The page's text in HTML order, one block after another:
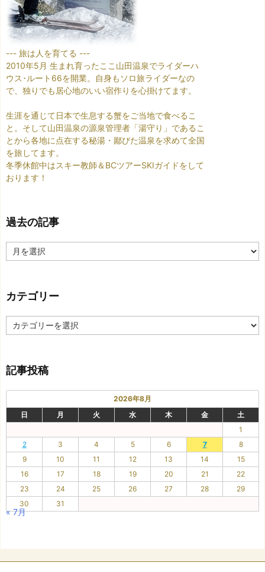
--- 旅は人を育てる ---
2010年5月 生まれ育ったここ山田温泉でライダーハ
ウス･ルート66を開業。自身もソロ旅ライダーなの
で、独りでも居心地のいい宿作りを心掛けてます。
生涯を通じて日本で生息する蟹をご当地で食べるこ
と。そして山田温泉の源泉管理者「湯守り」であるこ
とから各地に点在する秘湯・鄙びた温泉を求めて全国
を旅してます。
冬季休館中はスキー教師＆BCツアーSKIガイドをして
おります！
過去の記事
去
事
カテゴリー
カ
テ
ー
記事投稿
2026年8月
日
月 火 水 木 金
土
1
2
3 4 5 6 7
8
9
10 11 12 13 14
15
16
17 18 19 20 21
22
23
24 25 26 27 28
29
30
31
« 7月